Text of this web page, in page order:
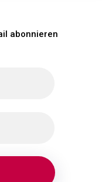
abonnieren